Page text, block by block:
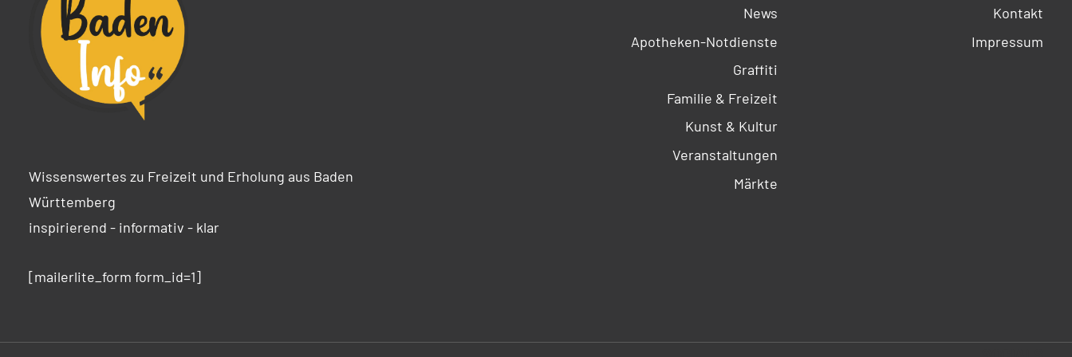
Wissenswertes zu Freizeit und Erholung aus Baden
Württemberg
inspirierend - informativ - klar
[mailerlite_form form_id=1]
News
Apotheken-Notdienste
Graffiti
Familie & Freizeit
Kunst & Kultur
Veranstaltungen
Märkte
Kontakt
Impressum